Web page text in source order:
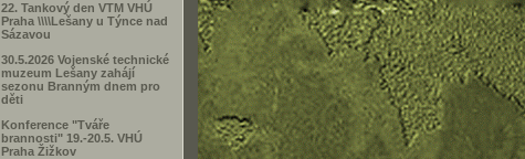
22. Tankový den VTM VHÚ
Praha \\\\Lešany u Týnce nad
Sázavou
30.5.2026 Vojenské technické
muzeum Lešany zahájí
sezonu Branným dnem pro
děti
Konference "Tváře
brannosti" 19.-20.5. VHÚ
Praha Žižkov